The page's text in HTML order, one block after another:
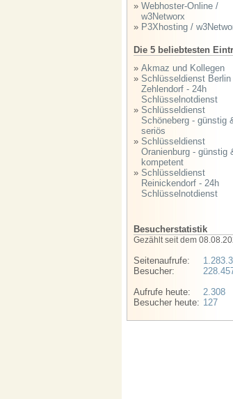
» Webhoster-Online /
w3Networx
» P3Xhosting /
Die 5 beliebtesten
» Akmaz und Kollegen
» Schlüsseldienst Berlin
Zehlendorf - 24h
Schlüsselnotdienst
» Schlüsseldienst
Schöneberg - günstig
seriös
» Schlüsseldienst
Oranienburg - günstig
kompetent
» Schlüsseldienst
Reinickendorf - 24h
Schlüsselnotdienst
Besucherstatistik
Gezählt seit dem
Seitenaufrufe:
Besucher:
Aufrufe heute:
Besucher heute:
2.308
127